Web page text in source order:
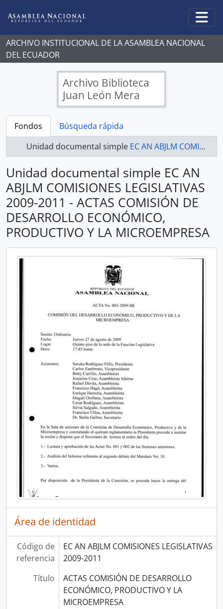
ARCHIVO INSTITUCIONAL DE LA ASAMBLEA NACIONAL
DEL ECUADOR
Archivo Biblioteca
Juan León Mera
Fondos
Búsqueda rápida
Unidad documental simple EC AN ABJLM COMISIONES LEGISLATIVAS 2009-2011 - ACTAS COMISIÓN DE DESARROLLO ECONÓMICO, PRODUCTIVO Y LA MICROEMPRESA
Unidad documental simple EC AN
ABJLM COMISIONES LEGISLATIVAS
2009-2011 - ACTAS COMISIÓN DE
DESARROLLO ECONÓMICO,
PRODUCTIVO Y LA MICROEMPRESA
Área de identidad
Código de
referencia
EC AN ABJLM COMISIONES LEGISLATIVAS
2009-2011
Título
ACTAS COMISIÓN DE DESARROLLO
ECONÓMICO, PRODUCTIVO Y LA
MICROEMPRESA